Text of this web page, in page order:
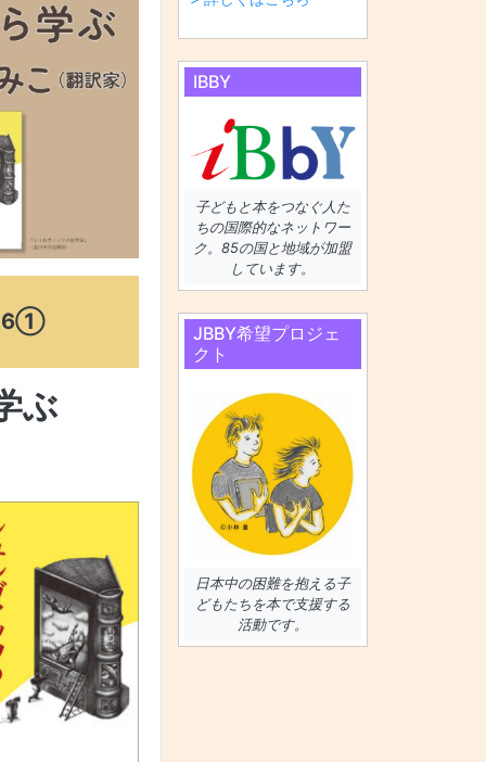
ぶ
IBBY
子どもと本をつなぐ人た
ちの国際的なネットワー
ク。85の国と地域が加盟
しています。
JBBY希望プロジェ
クト
日本中の困難を抱える子
どもたちを本で支援する
活動です。